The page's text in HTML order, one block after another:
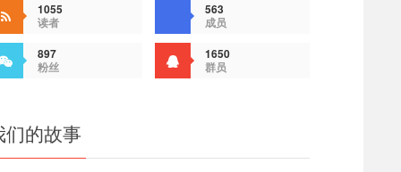
1055
读者
563
成员
897
粉丝
1650
群员
们的故事